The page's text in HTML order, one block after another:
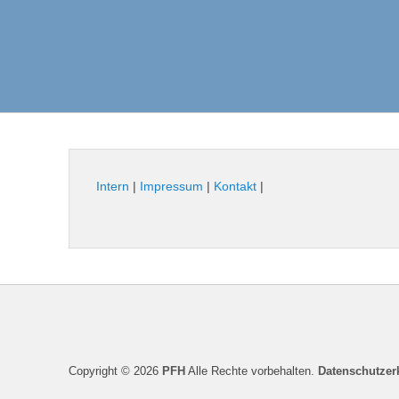
Intern | Impressum | Kontakt |
Seitenfuß-
Copyright © 2026 PFH Alle Rechte vorbehalten.